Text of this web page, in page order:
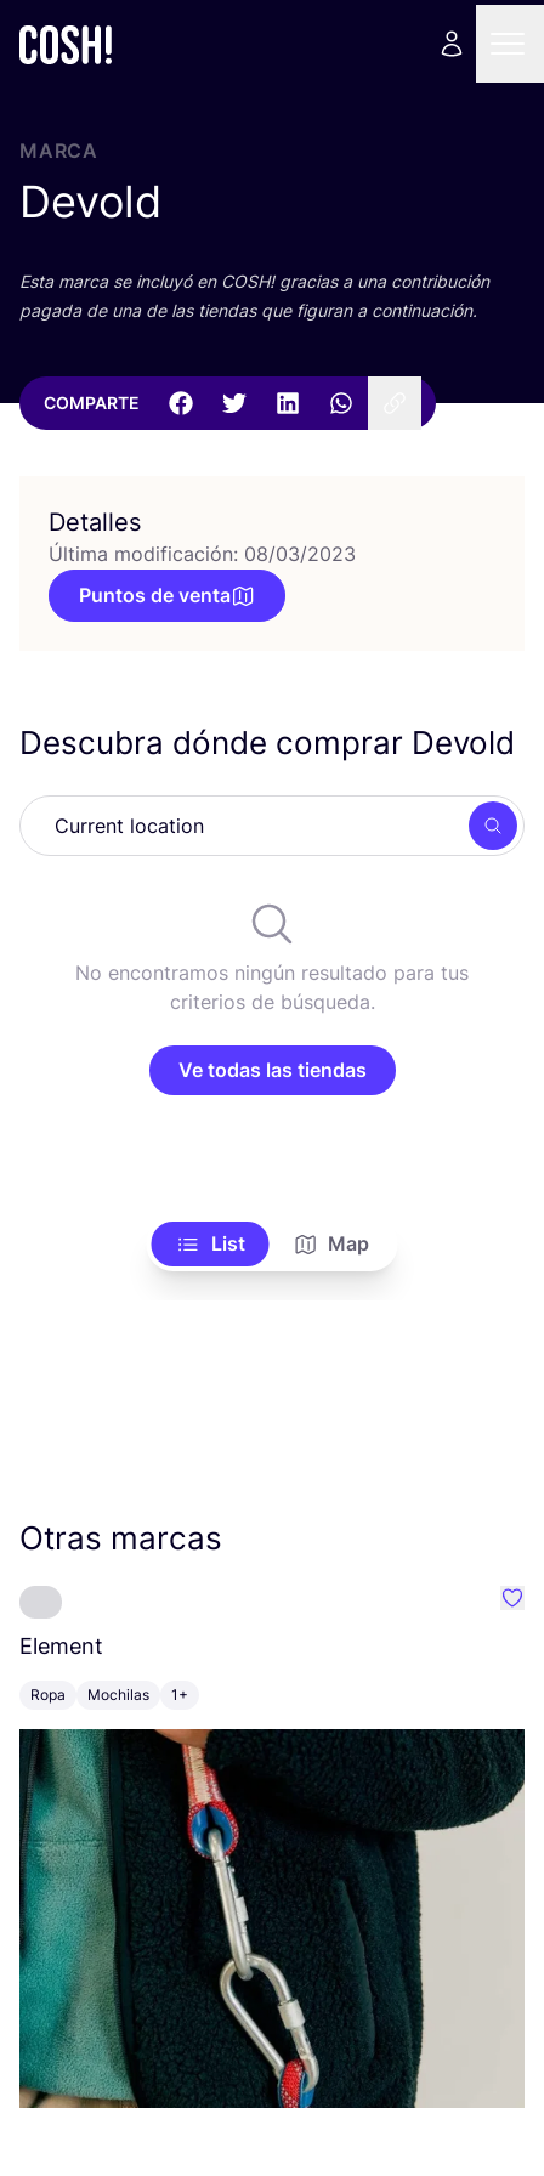
MARCA
Devold
Esta mar­ca se inclu­yó en COSH! gra­cias a una con­tri­bu­ción
paga­da de una de las tien­das que figu­ran a continuación.
COMPARTE
Detalles
Última modificación: 08/03/2023
Puntos de venta
Descubra dónde comprar Devold
No encontramos ningún resultado para tus
criterios de búsqueda.
Ve todas las tiendas
List Map
Otras marcas
Element
Ropa Mochilas 1+